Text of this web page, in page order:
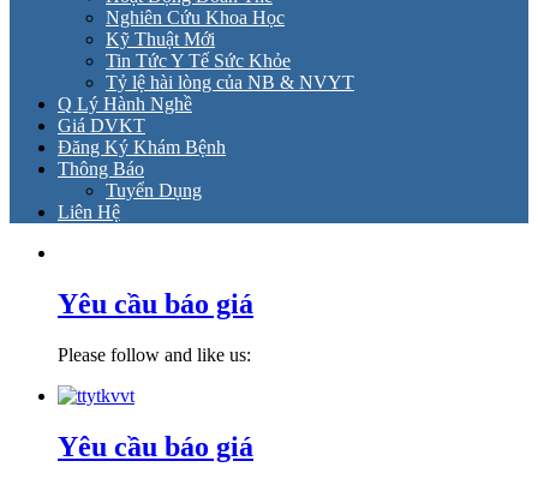
Nghiên Cứu Khoa Học
Kỹ Thuật Mới
Tin Tức Y Tế Sức Khỏe
Tỷ lệ hài lòng của NB & NVYT
Q Lý Hành Nghề
Giá DVKT
Đăng Ký Khám Bệnh
Thông Báo
Tuyển Dụng
Liên Hệ
Yêu cầu báo giá
Please follow and like us:
Yêu cầu báo giá